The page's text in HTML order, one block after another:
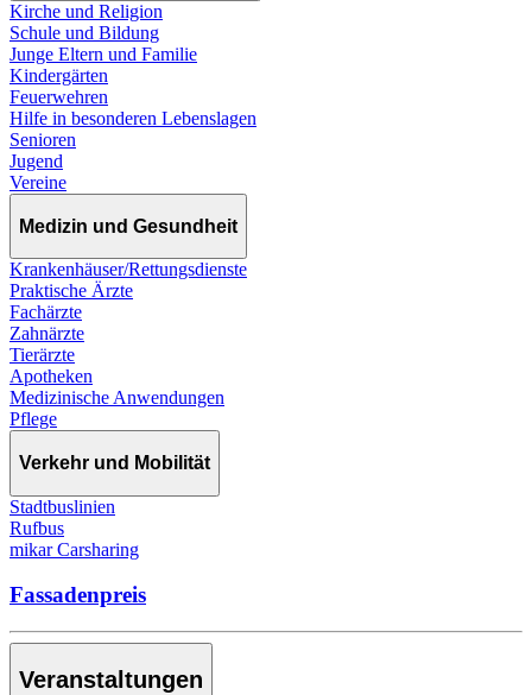
Kirche und Religion
Schule und Bildung
Junge Eltern und Familie
Kindergärten
Feuerwehren
Hilfe in besonderen Lebenslagen
Senioren
Jugend
Vereine
Medizin und Gesundheit
Krankenhäuser/Rettungsdienste
Praktische Ärzte
Fachärzte
Zahnärzte
Tierärzte
Apotheken
Medizinische Anwendungen
Pflege
Verkehr und Mobilität
Stadtbuslinien
Rufbus
mikar Carsharing
Fassadenpreis
Veranstaltungen